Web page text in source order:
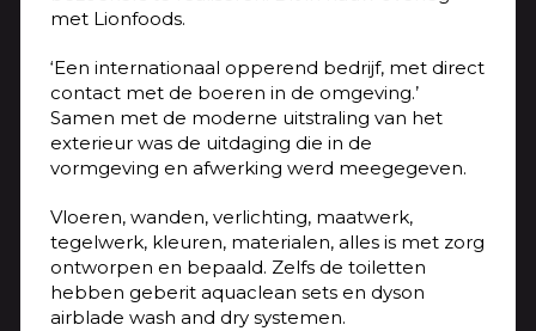
met Lionfoods.
‘Een internationaal opperend bedrijf, met direct
contact met de boeren in de omgeving.’
Samen met de moderne uitstraling van het
exterieur was de uitdaging die in de
vormgeving en afwerking werd meegegeven.
Vloeren, wanden, verlichting, maatwerk,
tegelwerk, kleuren, materialen, alles is met zorg
ontworpen en bepaald. Zelfs de toiletten
hebben geberit aquaclean sets en dyson
airblade wash and dry systemen.